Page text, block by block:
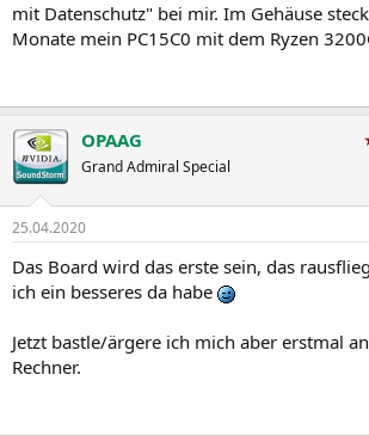
mit Datenschutz" bei mir. Im Gehäuse
Monate mein PC15C0 mit dem Ryzen
OPAAG
Grand Admiral Special
25.04.2020
Das Board wird das erste sein, das
ich ein besseres da habe
Jetzt bastle/ärgere ich mich aber erstmal
Rechner.